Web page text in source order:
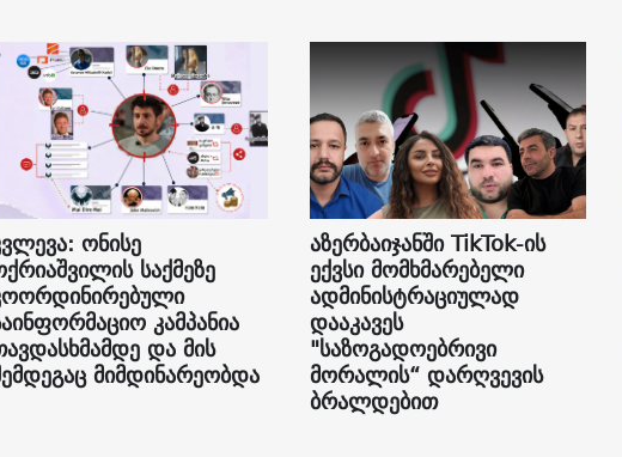
ონისე
საქმეზე
კამპანია
და მის
მიმდინარეობდა
აზერბაიჯანში TikTok-ის
ექვსი მომხმარებელი
ადმინისტრაციულად
დააკავეს
"საზოგადოებრივი
მორალის“ დარღვევის
ბრალდებით